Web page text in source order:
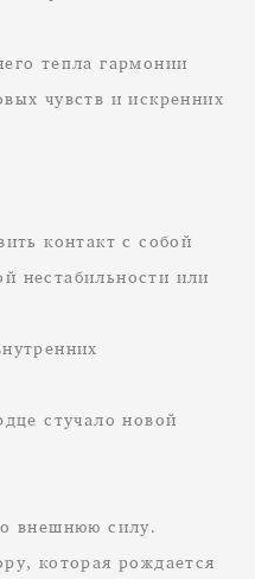
тепла гармонии
чувств и искренних
контакт с собой
нестабильности или
стучало новой
внешнюю силу.
которая рождается